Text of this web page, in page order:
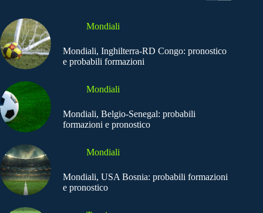
Mondiali
Mondiali, Inghilterra-RD Congo: pronostico
e probabili formazioni
Mondiali
Mondiali, Belgio-Senegal: probabili
formazioni e pronostico
Mondiali
Mondiali, USA Bosnia: probabili formazioni
e pronostico